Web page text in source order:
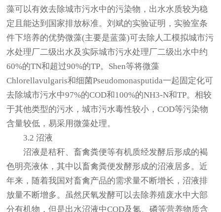
藻可以有效去除城市污水中的污染物，出水水质较为稳
定且能达到国家排放标准。刘斌的实验证明，实验室条
件下培养的优势微藻(主要是蓝藻)可去除人工模拟城市污
水处理厂二级出水及实际城市污水处理厂二级出水中约
60%的TN和超过90%的TP。Shen等将微藻
Chlorellavulgaris和细菌Pseudomonasputida一起固定化可
去除城市污水中97%的COD和100%的NH3-N和TP。相较
于其他类型的污水，城市污水毒性较小，COD等污染物
含量较低，易采用微藻处理。
3.2 沼液
沼液是秸秆、畜禽粪便等有机质经发酵后形成的褐
色明亮液体，其中以畜禽粪便发酵形成的沼液居多。近
年来，随着我国对畜禽产品的需求量不断增长，沼液排
放量不断增多。虽然厌氧发酵可以去除养殖废水中大部
分有机物，但是出水沼液中COD及氮、磷等营养物质含